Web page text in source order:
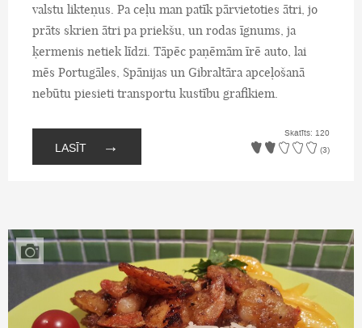
valstu likteņus. Pa ceļu man patīk pārvietoties ātri, jo
prāts skrien ātri pa priekšu, un rodas īgnums, ja
ķermenis netiek līdzi. Tāpēc paņēmām īrē auto, lai
mēs Portugāles, Spānijas un Gibraltāra apceļošanā
nebūtu piesieti transportu kustību grafikiem.
LASĪT →
Skatīts: 120
(3)